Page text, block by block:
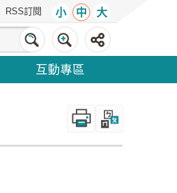
RSS訂閱 小 中 大
互動專區
_